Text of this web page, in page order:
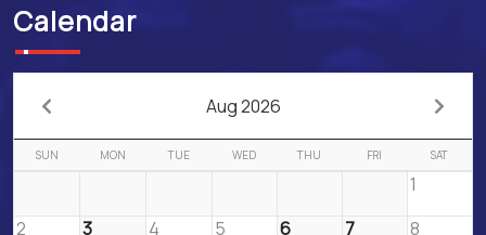
Calendar
Aug 2026
SUN MON TUE WED THU FRI SAT
1
2
3 4 5 6 7
8